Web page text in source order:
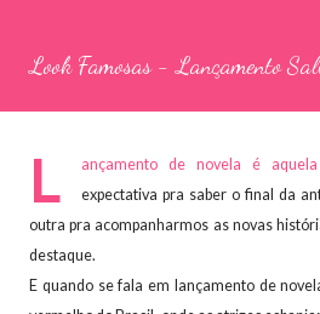
Look Famosas - Lançamento
L
ançamento de novela é
expectativa pra saber o final da
outra pra acompanharmos as novas
destaque.
E quando se fala em lançamento de